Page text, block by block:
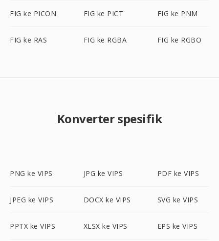
FIG ke PICON FIG ke PICT FIG ke PNM
FIG ke RAS FIG ke RGBA FIG ke RGBO
Konverter spesifik
PNG ke VIPS JPG ke VIPS PDF ke VIPS
JPEG ke VIPS DOCX ke VIPS SVG ke VIPS
PPTX ke VIPS XLSX ke VIPS EPS ke VIPS